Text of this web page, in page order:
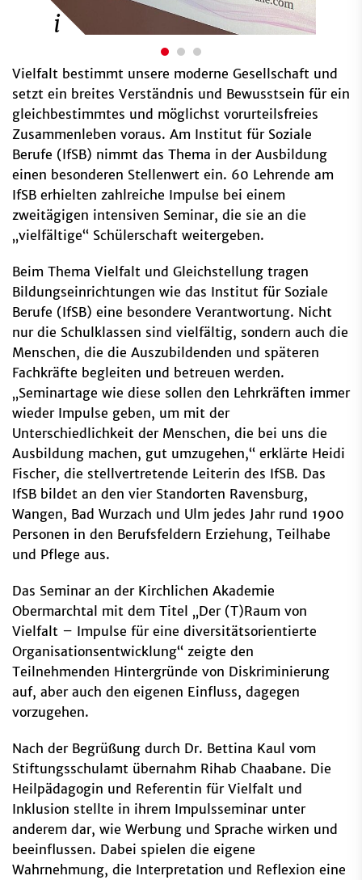
Vielfalt bestimmt unsere moderne Gesellschaft und
setzt ein breites Verständnis und Bewusstsein für ein
gleichbestimmtes und möglichst vorurteilsfreies
Zusammenleben voraus. Am Institut für Soziale
Berufe (IfSB) nimmt das Thema in der Ausbildung
einen besonderen Stellenwert ein. 60 Lehrende am
IfSB erhielten zahlreiche Impulse bei einem
zweitägigen intensiven Seminar, die sie an die
„vielfältige“ Schülerschaft weitergeben.
Beim Thema Vielfalt und Gleichstellung tragen
Bildungseinrichtungen wie das Institut für Soziale
Berufe (IfSB) eine besondere Verantwortung. Nicht
nur die Schulklassen sind vielfältig, sondern auch die
Menschen, die die Auszubildenden und späteren
Fachkräfte begleiten und betreuen werden.
„Seminartage wie diese sollen den Lehrkräften immer
wieder Impulse geben, um mit der
Unterschiedlichkeit der Menschen, die bei uns die
Ausbildung machen, gut umzugehen,“ erklärte Heidi
Fischer, die stellvertretende Leiterin des IfSB. Das
IfSB bildet an den vier Standorten Ravensburg,
Wangen, Bad Wurzach und Ulm jedes Jahr rund 1900
Personen in den Berufsfeldern Erziehung, Teilhabe
und Pflege aus.
Das Seminar an der Kirchlichen Akademie
Obermarchtal mit dem Titel „Der (T)Raum von
Vielfalt – Impulse für eine diversitätsorientierte
Organisationsentwicklung“ zeigte den
Teilnehmenden Hintergründe von Diskriminierung
auf, aber auch den eigenen Einfluss, dagegen
vorzugehen.
Nach der Begrüßung durch Dr. Bettina Kaul vom
Stiftungsschulamt übernahm Rihab Chaabane. Die
Heilpädagogin und Referentin für Vielfalt und
Inklusion stellte in ihrem Impulsseminar unter
anderem dar, wie Werbung und Sprache wirken und
beeinflussen. Dabei spielen die eigene
Wahrnehmung, die Interpretation und Reflexion eine